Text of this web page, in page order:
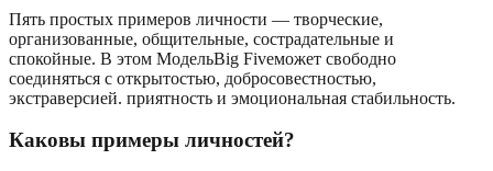
Пять простых примеров личности — творческие,
организованные, общительные, сострадательные и
спокойные. В этом МодельBig Fiveможет свободно
соединяться с открытостью, добросовестностью,
экстраверсией. приятность и эмоциональная стабильность.
Каковы примеры личностей?